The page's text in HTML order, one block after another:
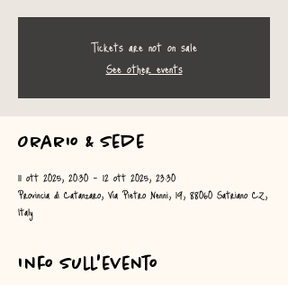
Tickets are not on sale
See other events
Orario & Sede
11 ott 2025, 20:30 – 12 ott 2025, 23:30
Provincia di Catanzaro, Via Pietro Nenni, 19, 88060 Satriano CZ,
Italy
Info sull'evento